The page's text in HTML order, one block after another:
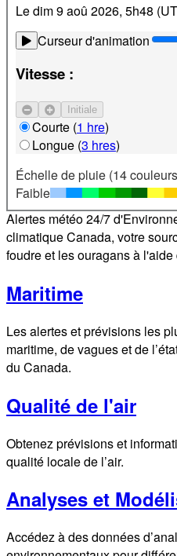
Le dim 9 aoû 2026, 5h48 (
Curseur d'animation
Vitesse :
Initiale
Courte (1 hre)
Longue (3 hres)
Échelle de pluie (14
Faible
Prévisions pour les 24
plus récentes pour des
visualisez des images radar
Satellite
Courant-jet
Repérez votre emplacement
Alertes
Alertes météo 24/7
climatique Canada, votre
foudre et les ouragans à l'aide
Maritime
Les alertes et prévisions les
maritime, de vagues et de
du Canada.
Qualité de l'air
Obtenez prévisions et
qualité locale de l’air.
Analyses et
Accédez à des données